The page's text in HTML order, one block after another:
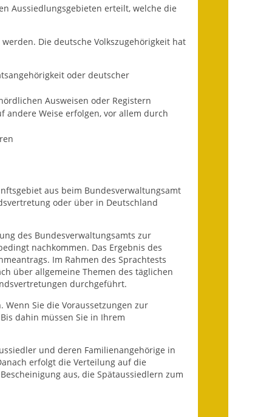
Infos in Leichter Sprache
Mitteilungsblatt
Nachhaltigkeitsbericht
Notfallplanung
Landesstraße
Kreisstraße
Umleitungsplan
Ausweichfahrplan
Stellenausschreibungen
Zahlen und Fakten
Rathaus
Aussiedlungsgebieten erteilt, welche die
Die deutsche Volkszugehörigkeit hat
oder deutscher
Ausweisen oder Registern
andere Weise erfolgen, vor allem durch
aus beim Bundesverwaltungsamt
oder über in Deutschland
des Bundesverwaltungsamts zur
nachkommen. Das Ergebnis des
Im Rahmen des Sprachtests
über allgemeine Themen des täglichen
durchgeführt.
Sie die Voraussetzungen zur
dahin müssen Sie in Ihrem
und deren Familienangehörige in
erfolgt die Verteilung auf die
aus, die Spätaussiedlern zum